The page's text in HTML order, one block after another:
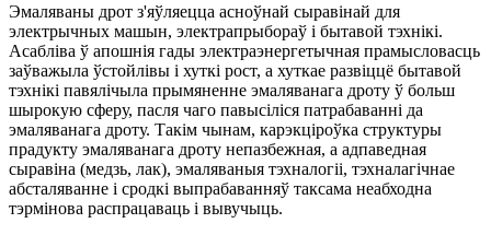
Эмаляваны дрот з'яўляецца асноўнай сыравінай для
электрычных машын, электрапрыбораў і бытавой тэхнікі.
Асабліва ў апошнія гады электраэнергетычная прамысловасць
заўважыла ўстойлівы і хуткі рост, а хуткае развіццё бытавой
тэхнікі павялічыла прымяненне эмаляванага дроту ў больш
шырокую сферу, пасля чаго павысіліся патрабаванні да
эмаляванага дроту. Такім чынам, карэкціроўка структуры
прадукту эмаляванага дроту непазбежная, а адпаведная
сыравіна (медзь, лак), эмаляваныя тэхналогіі, тэхналагічнае
абсталяванне і сродкі выпрабаванняў таксама неабходна
тэрмінова распрацаваць і вывучыць.